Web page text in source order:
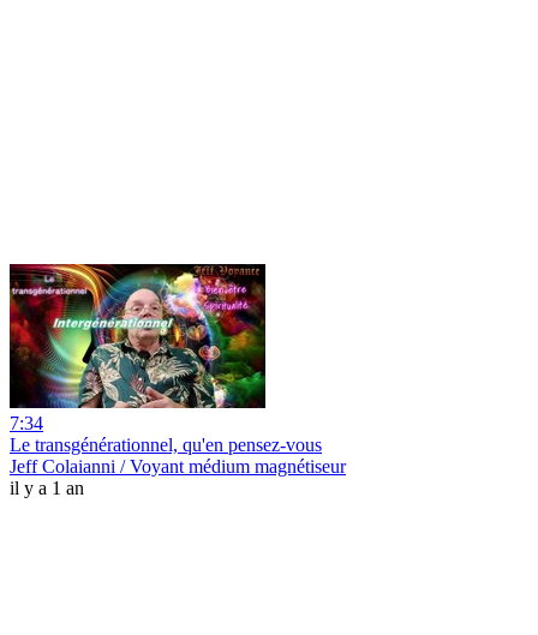
7:34
Le transgénérationnel, qu'en pensez-vous
Jeff Colaianni / Voyant médium magnétiseur
il y a 1 an